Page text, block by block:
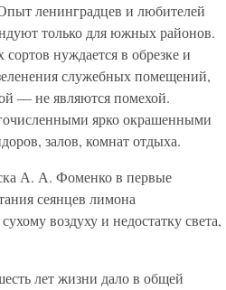
ленинградцев и любителей
только для южных районов.
нуждается в обрезке и
служебных помещений,
— не являются помехой.
ярко окрашенными
залов, комнат отдыха.
А. А. Фоменко в первые
сеянцев лимона
воздуху и недостатку света,
лет жизни дало в общей